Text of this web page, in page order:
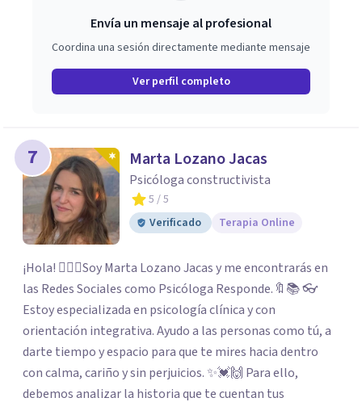
Envía un mensaje al profesional
Coordina una sesión directamente mediante mensaje
Ver perfil completo
7 Marta Lozano Jacas
Psicóloga constructivista
5 / 5
Verificado
Terapia Online
¡Hola! 🙋🏼‍♀️Soy Marta Lozano Jacas y me encontrarás en
las Redes Sociales como Psicóloga Responde.🔖📚 👓
Estoy especializada en psicología clínica y con
orientación integrativa. Ayudo a las personas como tú, a
darte tiempo y espacio para que te mires hacia dentro
con calma, cariño y sin perjuicios. ✨💓🙌 Para ello,
debemos analizar la historia que te cuentan tus